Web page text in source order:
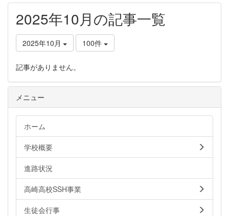
2025年10月の記事一覧
2025年10月 100件
記事がありません。
メニュー
ホーム
学校概要
進路状況
高崎高校SSH事業
生徒会行事